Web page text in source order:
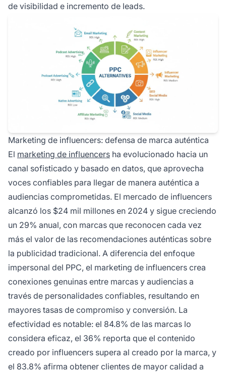
de visibilidad e incremento de leads.
Marketing de influencers: defensa de marca auténtica
El marketing de influencers ha evolucionado hacia un
canal sofisticado y basado en datos, que aprovecha
voces confiables para llegar de manera auténtica a
audiencias comprometidas. El mercado de influencers
alcanzó los $24 mil millones en 2024 y sigue creciendo
un 29% anual, con marcas que reconocen cada vez
más el valor de las recomendaciones auténticas sobre
la publicidad tradicional. A diferencia del enfoque
impersonal del PPC, el marketing de influencers crea
conexiones genuinas entre marcas y audiencias a
través de personalidades confiables, resultando en
mayores tasas de compromiso y conversión. La
efectividad es notable: el 84.8% de las marcas lo
considera eficaz, el 36% reporta que el contenido
creado por influencers supera al creado por la marca, y
el 83.8% afirma obtener clientes de mayor calidad a